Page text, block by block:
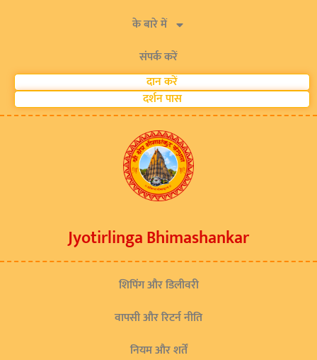
के बारे में
संपर्क करें
दान करें
दर्शन पास
Jyotirlinga Bhimashankar
शिपिंग और डिलीवरी
वापसी और रिटर्न नीति
नियम और शर्तें